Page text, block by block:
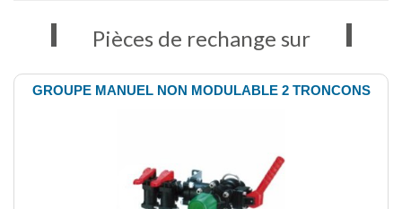
Pièces de rechange sur
GROUPE MANUEL NON MODULABLE 2 TRONCONS